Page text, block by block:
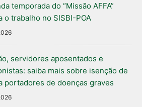
temporada do “Missão AFFA”
o trabalho no SISBI-POA
servidores aposentados e
saiba mais sobre isenção de
portadores de doenças graves